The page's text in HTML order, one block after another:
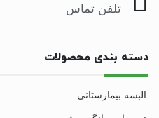
تلفن تماس
دسته بندی محصولات
البسه بیمارستانی